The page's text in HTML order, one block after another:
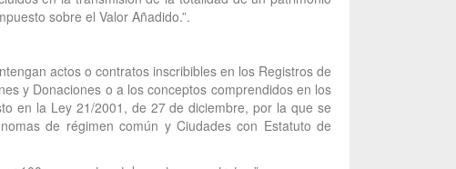
sobre el Valor Añadido.”.
actos o contratos inscribibles en los Registros de
y Donaciones o a los conceptos comprendidos en los
en la Ley 21/2001, de 27 de diciembre, por la que se
de régimen común y Ciudades con Estatuto de